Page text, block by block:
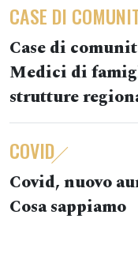
CASE DI
Case di
Medici di
strutture
COVID
Covid, nuovo
Cosa sappiamo